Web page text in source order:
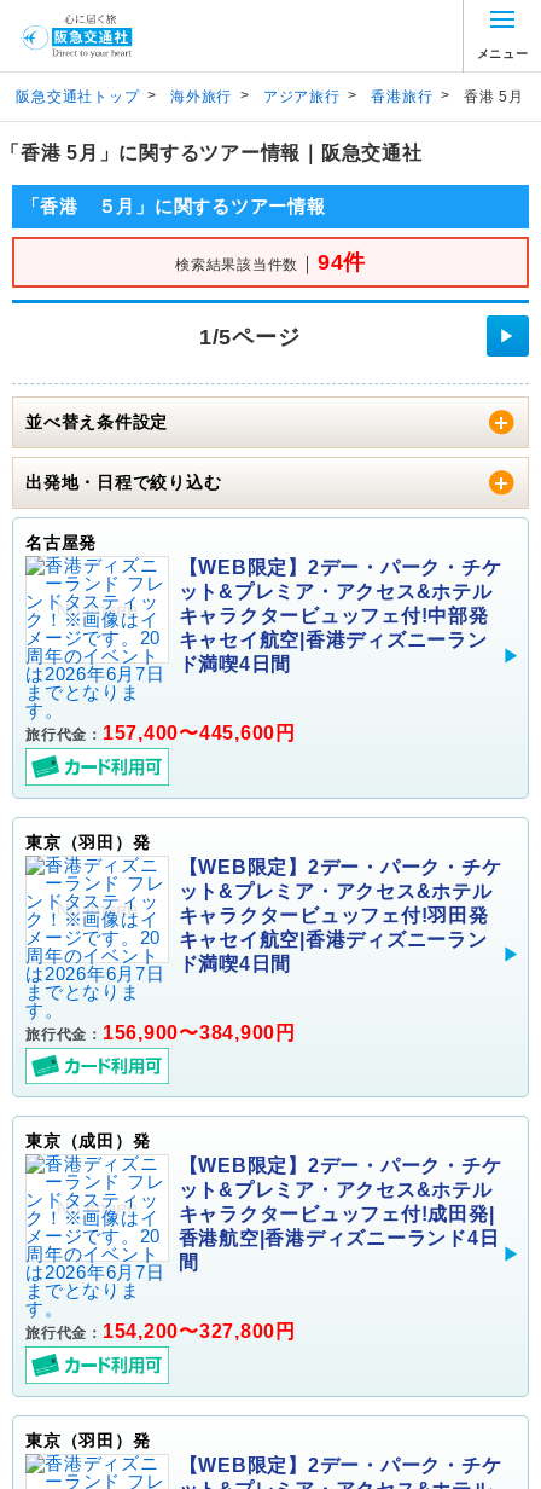
メニュー
阪急交通社トップ > 海外旅行 > アジア旅行 > 香港旅行 > 香港 5月
「香港 5月」に関するツアー情報｜阪急交通社
「香港 ５月」に関するツアー情報
検索結果該当件数 ｜ 94件
1/5ページ ▶
並べ替え条件設定
出発地・日程で絞り込む
名古屋発
【WEB限定】2デー・パーク・チケ
ット&プレミア・アクセス&ホテル
キャラクタービュッフェ付!中部発
キャセイ航空|香港ディズニーラン
ド満喫4日間
旅行代金： 157,400〜445,600円
東京（羽田）発
【WEB限定】2デー・パーク・チケ
ット&プレミア・アクセス&ホテル
キャラクタービュッフェ付!羽田発
キャセイ航空|香港ディズニーラン
ド満喫4日間
旅行代金： 156,900〜384,900円
東京（成田）発
【WEB限定】2デー・パーク・チケ
ット&プレミア・アクセス&ホテル
キャラクタービュッフェ付!成田発|
香港航空|香港ディズニーランド4日
間
旅行代金： 154,200〜327,800円
東京（羽田）発
【WEB限定】2デー・パーク・チケ